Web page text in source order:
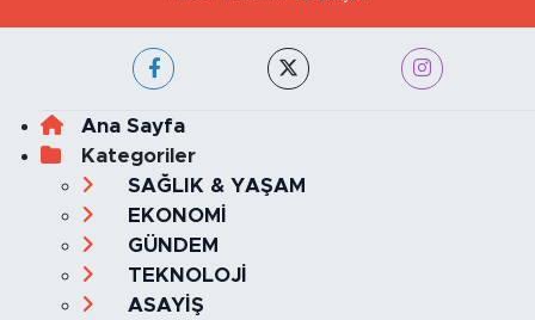
Ana Sayfa
Kategoriler
SAĞLIK & YAŞAM
EKONOMİ
GÜNDEM
TEKNOLOJİ
ASAYİŞ